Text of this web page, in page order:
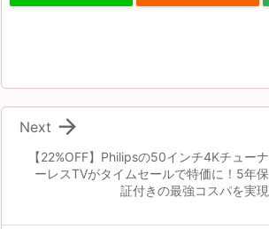
【22%OFF】Philipsの50インチ4Kチューナ
ーレスTVがタイムセールで特価に！5年保
証付きの最強コスパを実現

Next